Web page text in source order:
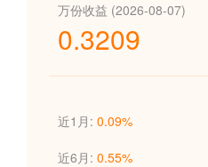
万份收益 (2026-08-07)
0.3209
近1月: 0.09%
近6月: 0.55%